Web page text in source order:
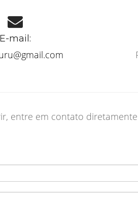
E-mail:
entre em contato